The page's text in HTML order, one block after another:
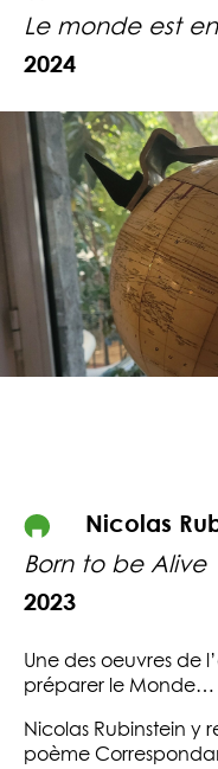
Le monde est
2024
Nicolas
Born to be Alive
2023
Une des oeuvres de
préparer le Monde…
Nicolas Rubinstein y
poème